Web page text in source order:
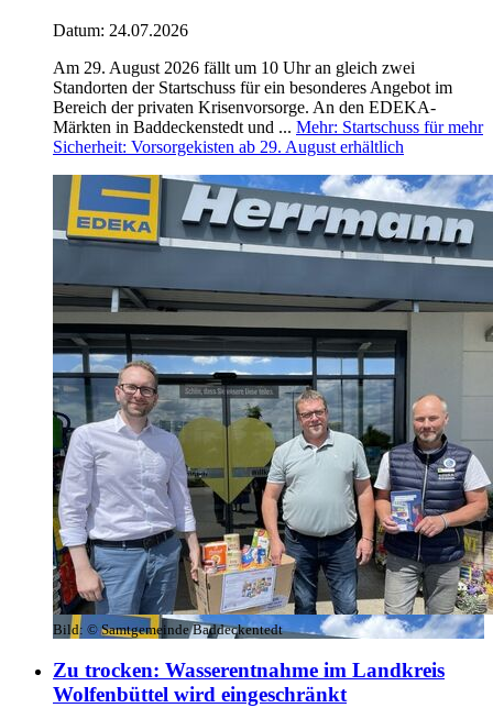
Datum: 24.07.2026
Am 29. August 2026 fällt um 10 Uhr an gleich zwei
Standorten der Startschuss für ein besonderes Angebot im
Bereich der privaten Krisenvorsorge. An den EDEKA-
Märkten in Baddeckenstedt und ... Mehr: Startschuss für mehr
Sicherheit: Vorsorgekisten ab 29. August erhältlich
Bild: © Samtgemeinde Baddeckentedt
Zu trocken: Wasserentnahme im Landkreis
Wolfenbüttel wird eingeschränkt